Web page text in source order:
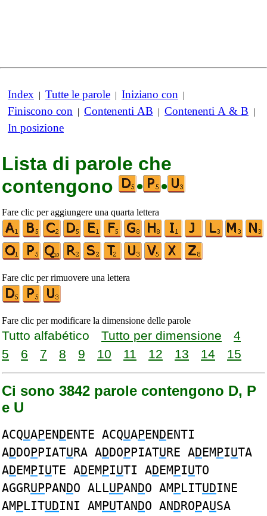
Index | Tutte le parole | Iniziano con |
Finiscono con | Contenenti AB | Contenenti A & B |
In posizione
Lista di parole che
contengono
• •
Fare clic per aggiungere una quarta lettera
Fare clic per rimuovere una lettera
Fare clic per modificare la dimensione delle parole
Tutto alfabético Tutto per dimensione
4
5
6 7 8 9 10 11 12 13 14 15
Ci sono 3842 parole contengono D, P
e U
ACQUAPENDENTE ACQUAPENDENTI
ADDOPPIATURA ADDOPPIATURE ADEMPIUTA
ADEMPIUTE ADEMPIUTI ADEMPIUTO
AGGRUPPANDO ALLUPANDO AMPLITUDINE
AMPLITUDINI AMPUTANDO ANDROPAUSA